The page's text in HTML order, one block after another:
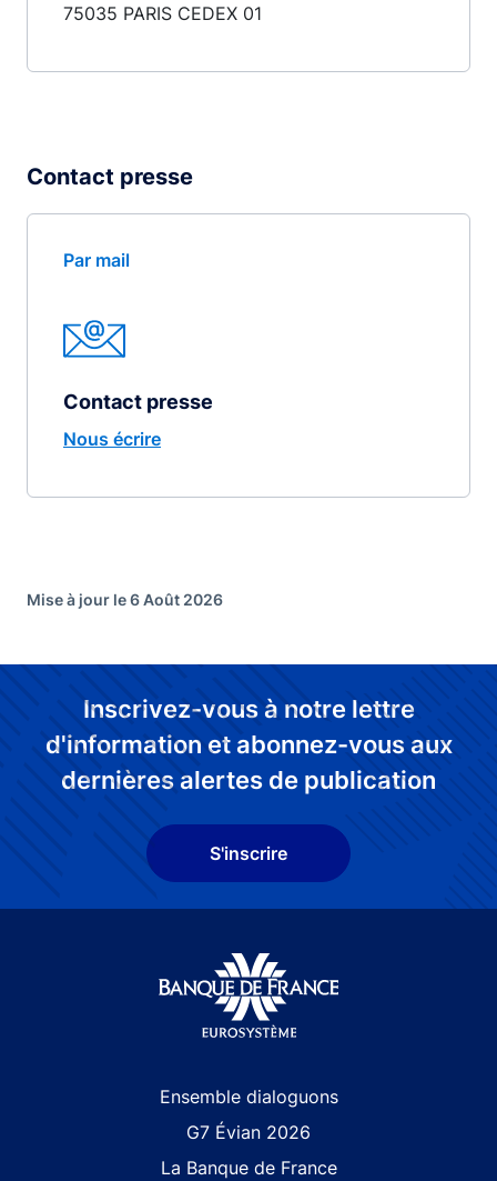
75035 PARIS CEDEX 01
Contact presse
Par mail
Contact presse
Nous écrire
Mise à jour le 6 Août 2026
Inscrivez-vous à notre lettre
d'information et abonnez-vous aux
dernières alertes de publication
S'inscrire
Ensemble dialoguons
G7 Évian 2026
La Banque de France